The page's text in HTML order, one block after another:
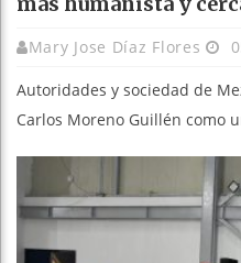
Mary Jose Díaz Flores
Autoridades y sociedad de
Carlos Moreno Guillén como